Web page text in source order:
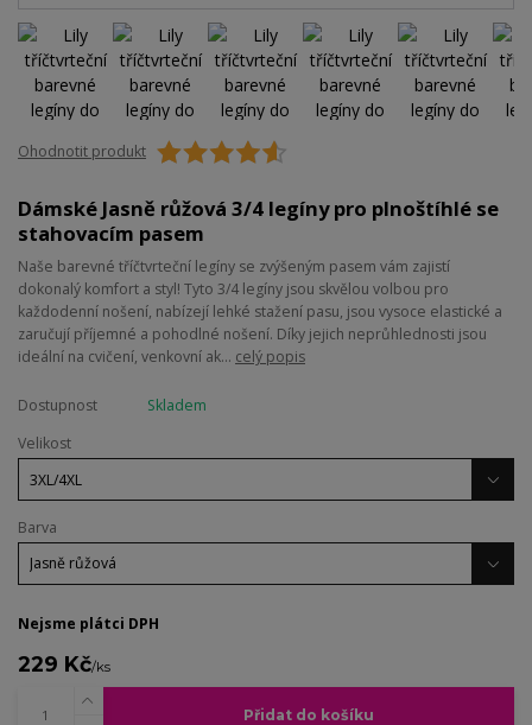
Ohodnotit produkt
Dámské Jasně růžová 3/4 legíny pro plnoštíhlé se
stahovacím pasem
Naše barevné tříčtvrteční legíny se zvýšeným pasem vám zajistí
dokonalý komfort a styl! Tyto 3/4 legíny jsou skvělou volbou pro
každodenní nošení, nabízejí lehké stažení pasu, jsou vysoce elastické a
zaručují příjemné a pohodlné nošení. Díky jejich neprůhlednosti jsou
ideální na cvičení, venkovní ak... celý popis
Dostupnost
Skladem
Velikost
Barva
Nejsme plátci DPH
229 Kč/ks
Přidat do košíku